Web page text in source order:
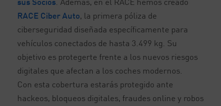
RACE Ciber Auto, la primera póliza de
ciberseguridad diseñada específicamente para
vehículos conectados de hasta 3.499 kg. Su
objetivo es protegerte frente a los nuevos riesgos
digitales que afectan a los coches modernos.
Con esta cobertura estarás protegido ante
hackeos, bloqueos digitales, fraudes online y robos